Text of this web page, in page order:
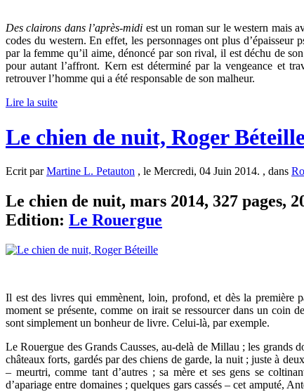
Des clairons dans l’après-midi est un roman sur le western mais
codes du western. En effet, les personnages ont plus
par la femme qu’il aime, dénoncé par son rival, il est déchu de
pour autant l’affront. Kern est déterminé par la vengeance et
retrouver l’homme qui a été responsable de son malheur.
Lire la suite
Le chien de nuit, Roger
Ecrit parMartine L. Petauton , le Mercredi, 04 Juin 2014. , dans
Le chien de nuit, mars 2014, 327 pages,
Edition: Le Rouergue
Il est des livres qui emmènent, loin, profond, et dès la première
moment se présente, comme on irait se ressourcer dans un coin
sont simplement un bonheur de livre. Celui-là, par exemple.
Le Rouergue des Grands Causses, au-delà de Millau ; les grands
châteaux forts, gardés par des chiens de garde, la nuit ; juste à
– meurtri, comme tant d’autres ; sa mère et ses gens se
d’apariage entre domaines ; quelques gars cassés – cet amputé,